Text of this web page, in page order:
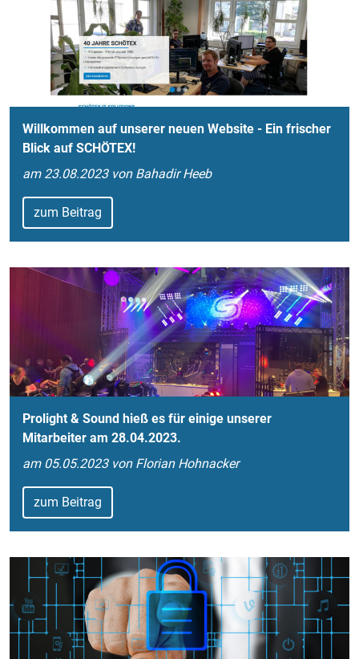
Willkommen auf unserer neuen Website - Ein frischer
Blick auf SCHÖTEX!
am 23.08.2023 von Bahadir Heeb
zum Beitrag
Prolight & Sound hieß es für einige unserer
Mitarbeiter am 28.04.2023.
am 05.05.2023 von Florian Hohnacker
zum Beitrag